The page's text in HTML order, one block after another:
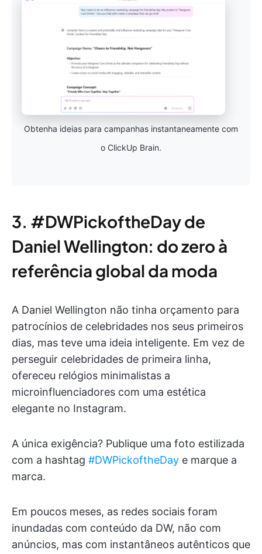
Obtenha ideias para campanhas instantaneamente com
o ClickUp Brain.
3. #DWPickoftheDay de
Daniel Wellington: do zero à
referência global da moda
A Daniel Wellington não tinha orçamento para
patrocínios de celebridades nos seus primeiros
dias, mas teve uma ideia inteligente. Em vez de
perseguir celebridades de primeira linha,
ofereceu relógios minimalistas a
microinfluenciadores com uma estética
elegante no Instagram.
A única exigência? Publique uma foto estilizada
com a hashtag #DWPickoftheDay e marque a
marca.
Em poucos meses, as redes sociais foram
inundadas com conteúdo da DW, não com
anúncios, mas com instantâneos autênticos que